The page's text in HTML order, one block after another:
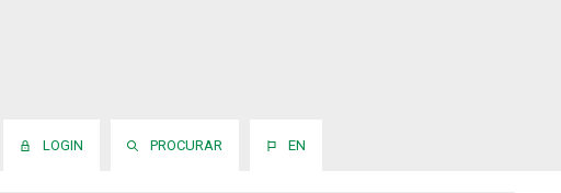
LOGIN PROCURAR EN